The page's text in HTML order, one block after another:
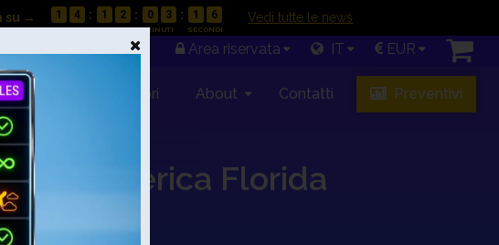
su → 1 4 1 2 0 3 1 5 Vedi tutte le news
Area riservata IT EUR
Pricing Rivenditori About Contatti Preventivi
d’America Florida